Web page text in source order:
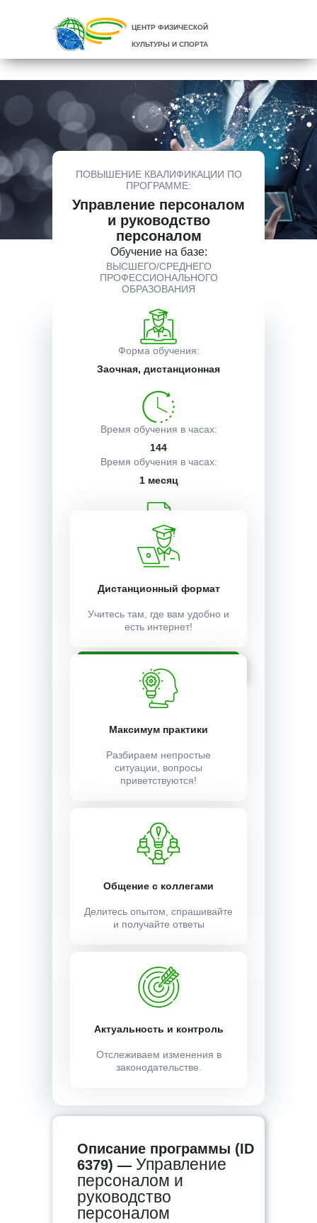
ЦЕНТР ФИЗИЧЕСКОЙ
КУЛЬТУРЫ И СПОРТА
ПОВЫШЕНИЕ КВАЛИФИКАЦИИ ПО
ПРОГРАММЕ:
Управление персоналом
и руководство
персоналом
Обучение на базе:
ВЫСШЕГО/СРЕДНЕГО
ПРОФЕССИОНАЛЬНОГО
ОБРАЗОВАНИЯ
Форма обучения:
Заочная, дистанционная
Время обучения в часах:
144
Время обучения в часах:
1 месяц
Учебный план:
Получить
Стоимость:
8000 ₽
Описание курса
Получаемые документы
Условия поступления
Дистанционный формат
Учитесь там, где вам удобно и
есть интернет!
Максимум практики
Разбираем непростые
ситуации, вопросы
приветствуются!
Общение с коллегами
Делитесь опытом, спрашивайте
и получайте ответы
Актуальность и контроль
Отслеживаем изменения в
законодательстве.
Описание программы (ID
6379) — Управление
персоналом и
руководство
персоналом